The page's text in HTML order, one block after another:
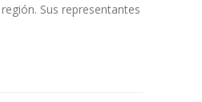
Sus representantes